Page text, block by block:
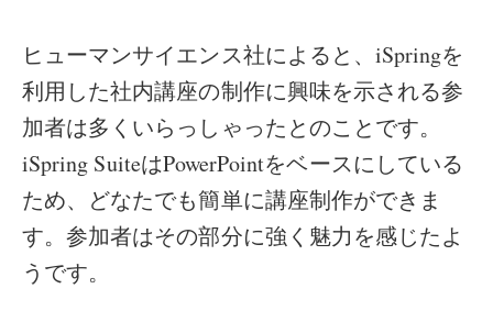
ヒューマンサイエンス社によると、iSpringを
利用した社内講座の制作に興味を示される参
加者は多くいらっしゃったとのことです。
iSpring SuiteはPowerPointをベースにしている
ため、どなたでも簡単に講座制作ができま
す。参加者はその部分に強く魅力を感じたよ
うです。